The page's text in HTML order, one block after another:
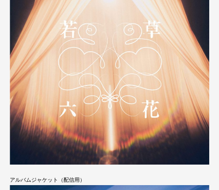
アルバムジャケット（配信用）